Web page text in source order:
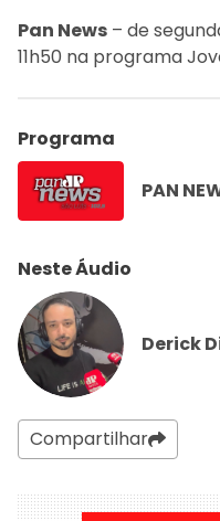
Pan News – de
11h50 na programa
Programa
PAN
Neste Áudio
Derick
Compartilhar